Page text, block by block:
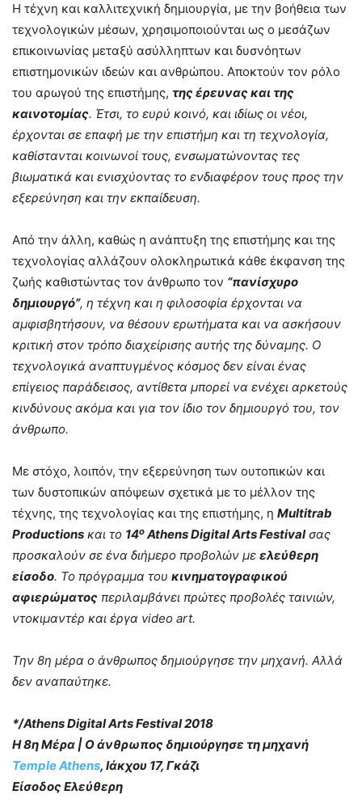
Η τέχνη και καλλιτεχνική δημιουργία, με την βοήθεια των
τεχνολογικών μέσων, χρησιμοποιούνται ως ο μεσάζων
επικοινωνίας μεταξύ ασύλληπτων και δυσνόητων
επιστημονικών ιδεών και ανθρώπου. Αποκτούν τον ρόλο
του αρωγού της επιστήμης, της έρευνας και της
καινοτομίας. Έτσι, το ευρύ κοινό, και ιδίως οι νέοι,
έρχονται σε επαφή με την επιστήμη και τη τεχνολογία,
καθίστανται κοινωνοί τους, ενσωματώνοντας τες
βιωματικά και ενισχύοντας το ενδιαφέρον τους προς την
εξερεύνηση και την εκπαίδευση.
Από την άλλη, καθώς η ανάπτυξη της επιστήμης και της
τεχνολογίας αλλάζουν ολοκληρωτικά κάθε έκφανση της
ζωής καθιστώντας τον άνθρωπο τον “πανίσχυρο
δημιουργό”, η τέχνη και η φιλοσοφία έρχονται να
αμφισβητήσουν, να θέσουν ερωτήματα και να ασκήσουν
κριτική στον τρόπο διαχείρισης αυτής της δύναμης. Ο
τεχνολογικά αναπτυγμένος κόσμος δεν είναι ένας
επίγειος παράδεισος, αντίθετα μπορεί να ενέχει αρκετούς
κινδύνους ακόμα και για τον ίδιο τον δημιουργό του, τον
άνθρωπο.
Με στόχο, λοιπόν, την εξερεύνηση των ουτοπικών και
των δυστοπικών απόψεων σχετικά με το μέλλον της
τέχνης, της τεχνολογίας και της επιστήμης, η Multitrab
Productions και το 14ο Athens Digital Arts Festivalσας
προσκαλούν σε ένα διήμερο προβολών με ελεύθερη
είσοδο. Το πρόγραμμα του κινηματογραφικού
αφιερώματος περιλαμβάνει πρώτες προβολές ταινιών,
ντοκιμαντέρ και έργα video art.
Την 8η μέρα ο άνθρωπος δημιούργησε την μηχανή. Αλλά
δεν αναπαύτηκε.
*/Athens Digital Arts Festival 2018
Η 8η Μέρα | Ο άνθρωπος δημιούργησε τη μηχανή
Temple Athens, Ιάκχου 17, Γκάζι
Είσοδος Ελεύθερη